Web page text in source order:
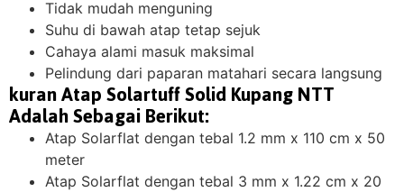
Tidak mudah menguning
Suhu di bawah atap tetap sejuk
Cahaya alami masuk maksimal
Pelindung dari paparan matahari secara langsung
kuran Atap Solartuff Solid Kupang NTT
Adalah Sebagai Berikut:
Atap Solarflat dengan tebal 1.2 mm x 110 cm x 50
meter
Atap Solarflat dengan tebal 3 mm x 1.22 cm x 20